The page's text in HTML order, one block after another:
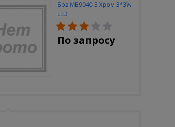
Бра MB9040-3 Хром 3*3W
LED
По запросу